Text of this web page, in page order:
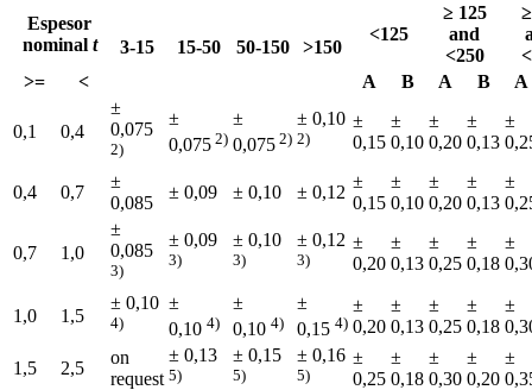
Espesor
nominalt 3-15 15-50 50-150 >150
<125
≥ 125
and
<250
>=
< A B A B A
0,1 0,4
±
0,075
2)
±
0,075 2)
±
0,075 2)
± 0,10
2)
±
0,15
±
0,10
±
0,20
±
0,13
±
0,4 0,7
±
0,085
± 0,09 ± 0,10 ± 0,12
±
0,15
±
0,10
±
0,20
±
0,13
±
0,7 1,0
±
0,085
3)
± 0,09
3)
± 0,10
3)
± 0,12
3)
±
0,20
±
0,13
±
0,25
±
0,18
±
1,0 1,5
± 0,10
4)
±
0,10 4)
±
0,10 4)
±
0,15 4)
±
0,20
±
0,13
±
0,25
±
0,18
±
1,5 2,5
on
request
± 0,13
5)
± 0,15
5)
± 0,16
5)
±
0,25
±
0,18
±
0,30
±
0,20
±